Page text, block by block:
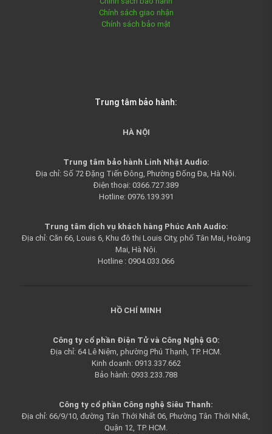
Chính sách giao nhận
Chính sách bảo mật
Trung tâm bảo hành:
HÀ NỘI
Trung tâm bảo hành Linh Nhật Audio:
Địa chỉ: Số 72 Đặng Tiến Đông, Phường Đống Đa, Hà Nội.
Điện thoại: 0366.727.389
Hotline: 0976.139.391
Trung tâm dịch vụ khách hàng Phúc Anh Audio:
Địa chỉ: Căn 66, Louis 6, Khu đô thị Louis City, phố Tân Mai, Hoàng
Mai, Hà Nội.
Hotline : 0904.033.066
HỒ CHÍ MINH
Công ty cổ phần Điện Tử và Công Nghệ GO:
Địa chỉ: 64 Lê Niệm, phường Phú Thạnh, TP. HCM.
Kinh doanh: 0913.337.662
Bảo hành: 0933.233.788
Công ty cổ phần Công nghệ Siêu Thanh:
Địa chỉ: 66/9/10, đường Tân Thới Nhất 06, Phường Tân Thới Nhất,
Quận 12, TP. HCM.